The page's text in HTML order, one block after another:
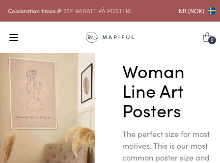
Celebration times🎉 25% RABATT PÅ POSTERE NB (NOK)
0
Woman
Line Art
Posters
The perfect size for most
motives. This is our most
common poster size and